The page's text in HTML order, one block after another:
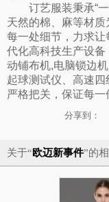
订艺服装秉承“一
天然的棉、麻等材
每一处细节，力求
代化高科技生产设
动铺布机,电脑锁边
起球测试仪、高速
严格把关，保证每一
分享到：
关于“欧迈新事件”的